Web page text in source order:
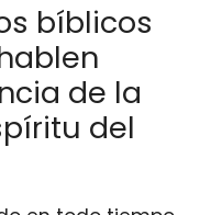
bíblicos
de la
del